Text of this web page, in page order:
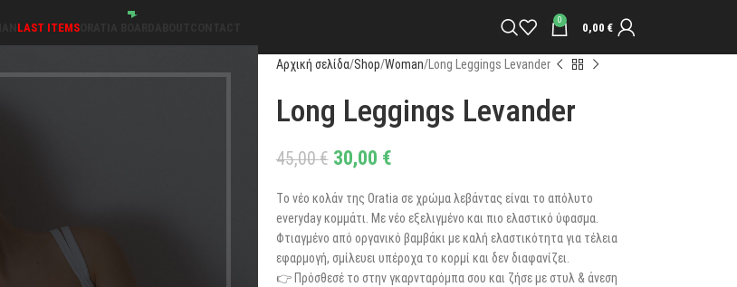
LAST ITEMS
0
0,00 €
Αρχική σελίδα Shop Woman Long Leggings Levander
Long Leggings Levander
45,00€ 30,00 €
Τo νέo κολάν της Oratia σε χρώμα λεβάντας είναι το απόλυτο
everyday κομμάτι. Με νέο εξελιγμένο και πιο ελαστικό ύφασμα.
Φτιαγμένo από οργανικό βαμβάκι με καλή ελαστικότητα για τέλεια
εφαρμογή, σμίλευει υπέροχα το κορμί και δεν διαφανίζει.
👉 Πρόσθεσέ το στην γκαρνταρόμπα σου και ζήσε με στυλ & άνεση